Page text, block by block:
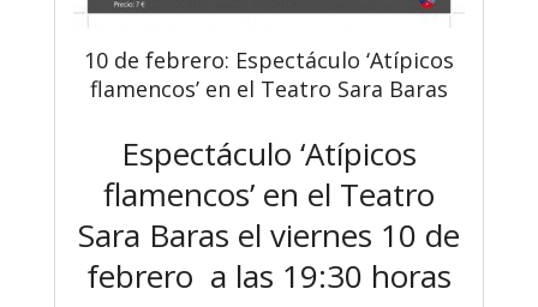
10 de febrero: Espectáculo ‘Atípicos
flamencos’ en el Teatro Sara Baras
Espectáculo ‘Atípicos
flamencos’ en el Teatro
Sara Baras el viernes 10 de
febrero a las 19:30 horas